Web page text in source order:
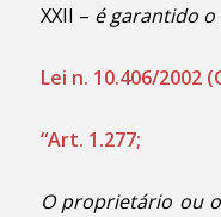
XXII – é garantido
Lei n. 10.406/2002
“Art. 1.277;
Oproprietário ou